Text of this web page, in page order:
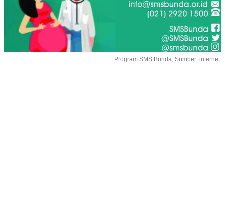
Program SMS Bunda, Sumber: internet.